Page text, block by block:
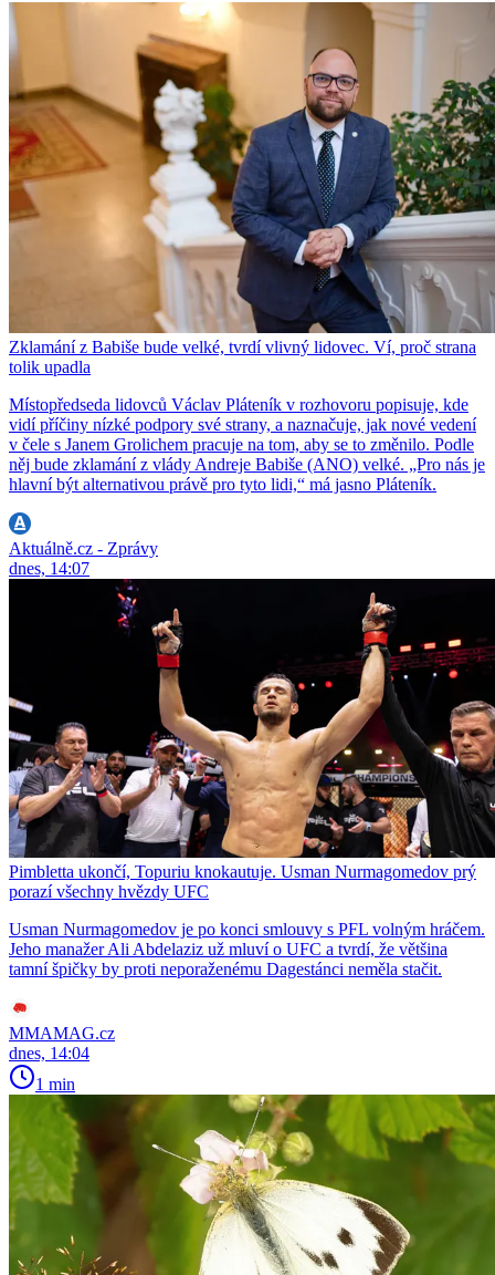
Zklamání z Babiše bude velké, tvrdí vlivný lidovec. Ví, proč strana
tolik upadla
Místopředseda lidovců Václav Pláteník v rozhovoru popisuje, kde
vidí příčiny nízké podpory své strany, a naznačuje, jak nové vedení
v čele s Janem Grolichem pracuje na tom, aby se to změnilo. Podle
něj bude zklamání z vlády Andreje Babiše (ANO) velké. „Pro nás je
hlavní být alternativou právě pro tyto lidi,“ má jasno Pláteník.
Aktuálně.cz - Zprávy
dnes, 14:07
Pimbletta ukončí, Topuriu knokautuje. Usman Nurmagomedov prý
porazí všechny hvězdy UFC
Usman Nurmagomedov je po konci smlouvy s PFL volným hráčem.
Jeho manažer Ali Abdelaziz už mluví o UFC a tvrdí, že většina
tamní špičky by proti neporaženému Dagestánci neměla stačit.
MMAMAG.cz
dnes, 14:04
1 min